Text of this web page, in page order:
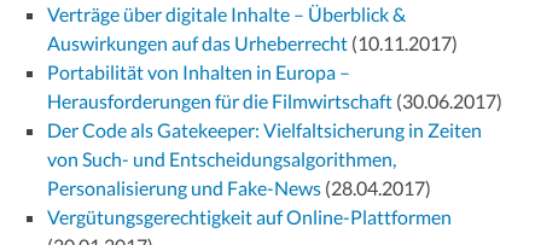
Verträge über digitale Inhalte – Überblick &
Auswirkungen auf das Urheberrecht (10.11.2017)
Portabilität von Inhalten in Europa –
Herausforderungen für die Filmwirtschaft (30.06.2017)
Der Code als Gatekeeper: Vielfaltsicherung in Zeiten
von Such- und Entscheidungsalgorithmen,
Personalisierung und Fake-News (28.04.2017)
Vergütungsgerechtigkeit auf Online-Plattformen